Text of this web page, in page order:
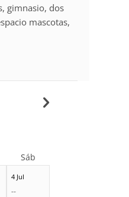
gimnasio, dos
mascotas,
4 Jul
--
Sáb